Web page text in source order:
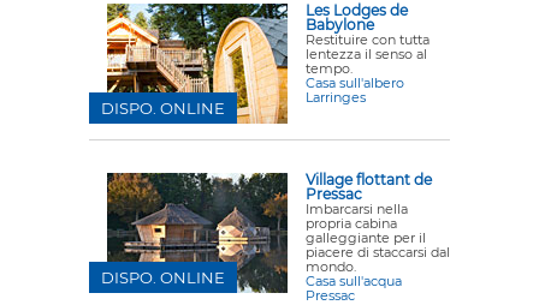
Les Lodges de
Babylone
Restituire con tutta
lentezza il senso al
tempo.
Casa sull'albero
Larringes
DISPO. ONLINE
Village flottant de
Pressac
Imbarcarsi nella
propria cabina
galleggiante per il
piacere di staccarsi dal
mondo.
Casa sull'acqua
Pressac
DISPO. ONLINE